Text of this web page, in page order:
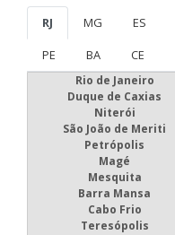
RJ MG ES
PE
BA CE
Rio de Janeiro
Duque de Caxias
Niterói
São João de Meriti
Petrópolis
Magé
Mesquita
Barra Mansa
Cabo Frio
Teresópolis